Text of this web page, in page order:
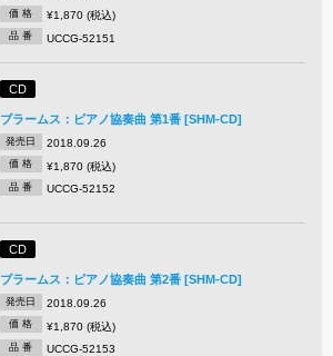
価 格 ¥1,870 (税込)
品 番 UCCG-52151
CD
ブラームス：ピアノ協奏曲 第1番 [SHM-CD]
発売日 2018.09.26
価 格 ¥1,870 (税込)
品 番 UCCG-52152
CD
ブラームス：ピアノ協奏曲 第2番 [SHM-CD]
発売日 2018.09.26
価 格 ¥1,870 (税込)
品 番 UCCG-52153